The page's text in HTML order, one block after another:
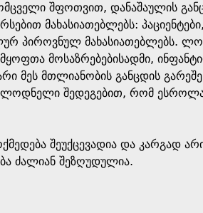
შფოთვით, დანაშაულის
მახასიათებლებს:
პიროვნულ მახასიათებლებს.
მოსაზრებებისადმი,
მეს მთლიანობის განცდის
შედეგებით, რომ ესროლა
შეუქცევადია და კარგად
ძალიან შეზღუდულია.